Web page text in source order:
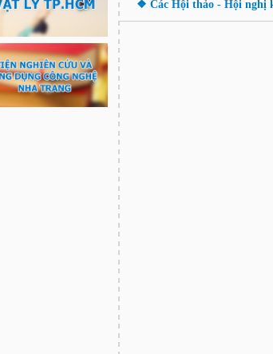
❖ Các Hội thảo - Hội nghị